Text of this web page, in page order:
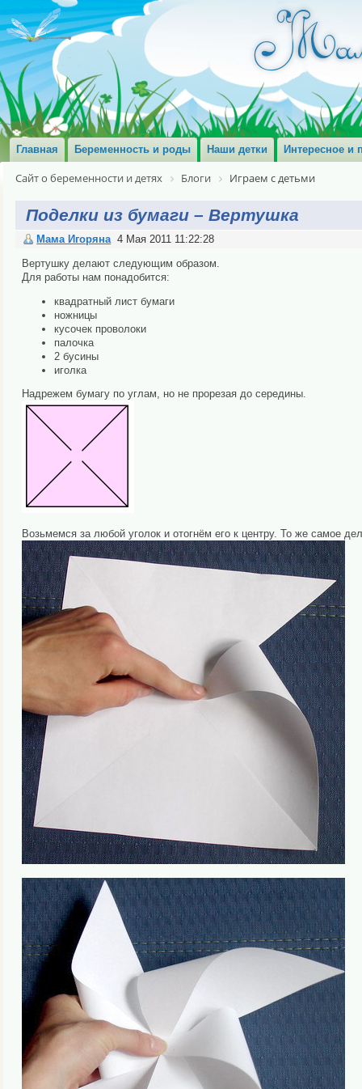
Главная Беременность и роды Наши детки Интересное и
Сайт о беременности и детях Блоги Играем с детьми
Поделки из бумаги – Вертушка
Мама Игоряна 4 Мая 2011 11:22:28
Вертушку делают следующим образом.
Для работы нам понадобится:
квадратный лист бумаги
ножницы
кусочек проволоки
палочка
2 бусины
иголка
Надрежем бумагу по углам, но не прорезая до середины.
Возьмемся за любой уголок и отогнём его к центру. То же самое